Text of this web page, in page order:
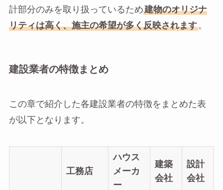
計部分のみを取り扱っているため建物のオリジナ
リティは高く、施主の希望が多く反映されます。
建設業者の特徴まとめ
この章で紹介した各建設業者の特徴をまとめた表
が以下となります。
工務店
ハウス
メーカ
ー
建築
会社
設計
会社